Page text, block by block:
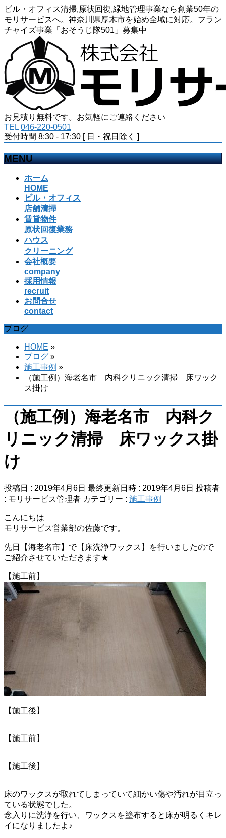
ビル・オフィス清掃,原状回復,緑地管理事業なら創業50年の
モリサービスへ。神奈川県厚木市を始め全域に対応。フラン
チャイズ事業「おそうじ隊501」募集中
お見積り無料です。お気軽にご連絡ください
TEL 046-220-0501
受付時間 8:30 - 17:30 [ 日・祝日除く ]
MENU
ホーム
HOME
ビル・オフィス
店舗清掃
賃貸物件
原状回復業務
ハウス
クリーニング
会社概要
company
採用情報
recruit
お問合せ
contact
ブログ
HOME »
ブログ »
施工事例 »
（施工例）海老名市 内科クリニック清掃 床ワック
ス掛け
（施工例）海老名市 内科ク
リニック清掃 床ワックス掛
け
投稿日 : 2019年4月6日 最終更新日時 : 2019年4月6日 投稿者
: モリサービス管理者 カテゴリー : 施工事例
こんにちは
モリサービス営業部の佐藤です。
先日【海老名市】で【床洗浄ワックス】を行いましたので
ご紹介させていただきます★
【施工前】
【施工後】
【施工前】
【施工後】
床のワックスが取れてしまっていて細かい傷や汚れが目立っ
ている状態でした。
念入りに洗浄を行い、ワックスを塗布すると床が明るくキレ
イになりましたよ♪